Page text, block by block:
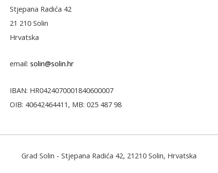
Stjepana Radića 42
21 210 Solin
Hrvatska
email: solin@solin.hr
IBAN: HR0424070001840600007
OIB: 40642464411, MB: 025 487 98
Grad Solin - Stjepana Radića 42, 21210 Solin, Hrvatska